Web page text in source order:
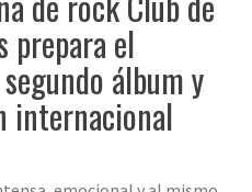
prepara el
álbum y
internacional